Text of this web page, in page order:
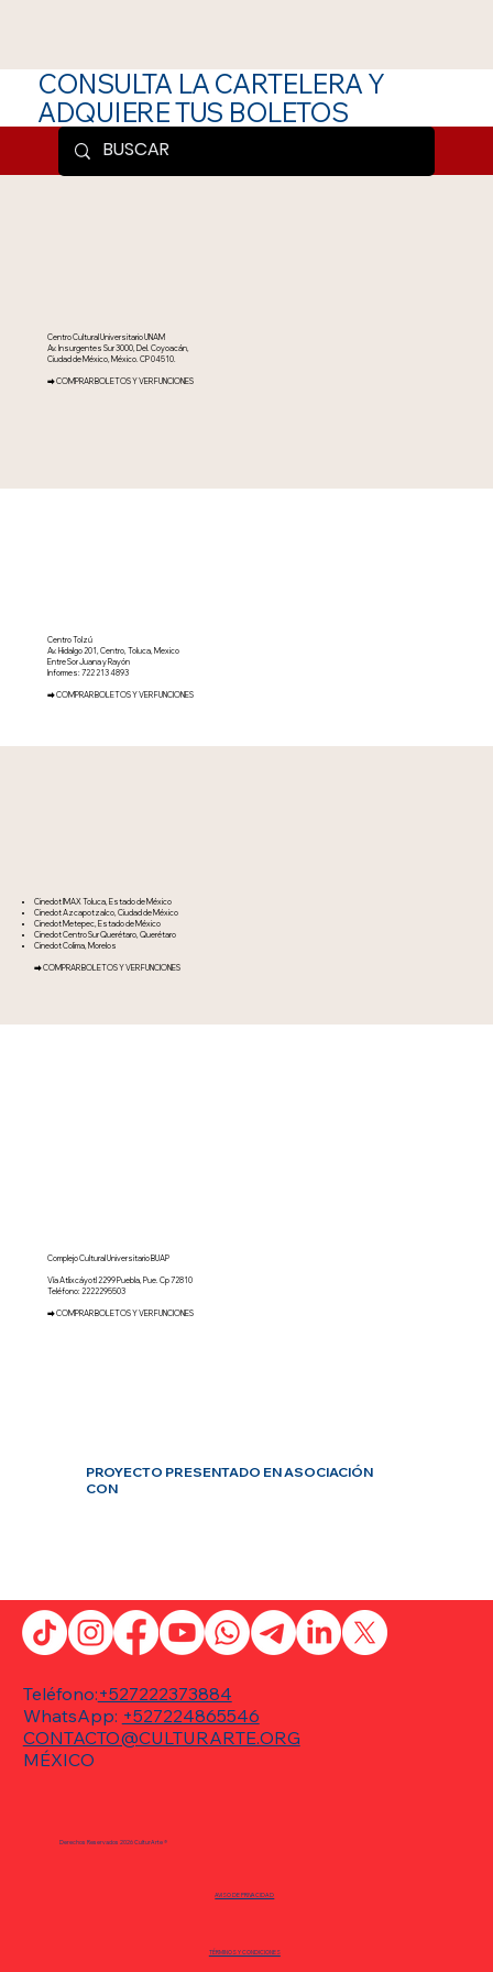
CONSULTA LA CARTELERA Y
ADQUIERE TUS BOLETOS
Centro Cultural Universitario UNAM
Av. Insurgentes Sur 3000, Del. Coyoacán,
Ciudad de México, México. CP 04510.
⮕ COMPRAR BOLETOS Y VER FUNCIONES
Centro Tolzú
Av. Hidalgo 201, Centro, Toluca, Mexico
Entre Sor Juana y Rayón
Informes: 722 213 4893
⮕ COMPRAR BOLETOS Y VER FUNCIONES
Cinedot IMAX Toluca, Estado de México
Cinedot Azcapotzalco, Ciudad de México
Cinedot Metepec, Estado de México
Cinedot Centro Sur Querétaro, Querétaro
Cinedot Colima, Morelos
⮕ COMPRAR BOLETOS Y VER FUNCIONES
Complejo Cultural Universitario BUAP
Vía Atlixcáyotl 2299 Puebla, Pue. Cp 72810
Teléfono: 2222295503
⮕ COMPRAR BOLETOS Y VER FUNCIONES
PROYECTO PRESENTADO EN ASOCIACIÓN
CON
Teléfono:+527222373884
WhatsApp: +527224865546
CONTACTO@CULTURARTE.ORG
MÉXICO
Derechos Reservados 2026 CulturArte ®
TÉRMINOS Y CONDICIONES
AVISO DE PRIVACIDAD